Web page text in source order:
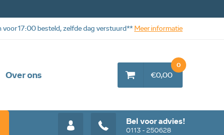
Over ons
Bel voor advies!
0113 - 250628
€0,00
0
voor 17:00 besteld, zelfde dag verstuurd** Meer informatie